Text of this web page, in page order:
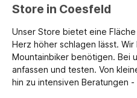
Store in Coesfeld
Unser Store bietet eine
Herz höher schlagen lässt.
Mountainbiker benötigen. Bei
anfassen und testen. Von
hin zu intensiven Beratungen